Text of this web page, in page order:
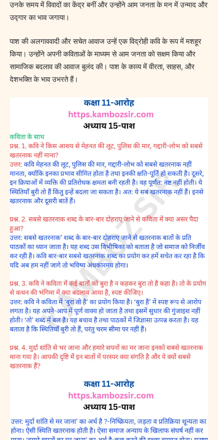
उनके समय में विवादों का केंद्र बनीं और उन्होंने आम जनता के मन में उन्माद और
उद्गार का भाव जगाया।
पाश की अलगाववादी और सचेत आवाज उन्हें एक विद्रोही कवि के रूप में मशहूर
किया। उन्होंने अपनी कविताओं के माध्यम से आम जनता को सक्षम किया और
सामाजिक बदलाव की आवाज बुलंद की। पाश के काव्य में वीरता, साहस, और
देशभक्ति के भाव उभरते हैं।